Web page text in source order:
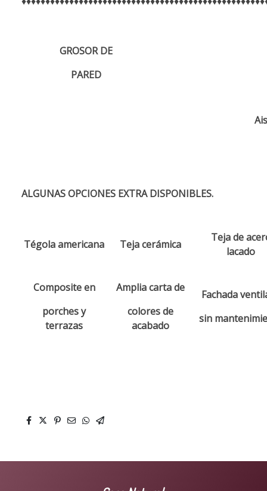
GROSOR DE
PARED
ALGUNAS OPCIONES EXTRA DISPONIBLES.
Tégola americana Teja cerámica
Teja de
lacado
Composite en
porches y
terrazas
Amplia carta de
colores de
acabado
Fachada
sin